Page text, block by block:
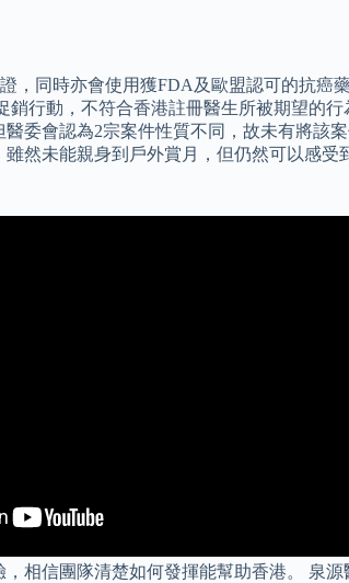
，同時亦會使用獲FDA及歐盟認可的抗
行動，不符合香港註冊醫生所被期望的
委會認為2宗案件性質不同，故未有將該
然未能親身到戶外賞月，但仍然可以感
相信團隊清楚如何發揮能幫助香港。 泉